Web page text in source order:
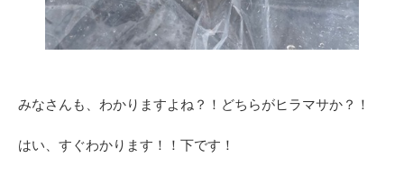
みなさんも、わかりますよね？！どちらがヒラマサか？！
はい、すぐわかります！！下です！